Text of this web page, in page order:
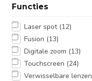
Functies
Laser spot (12)
Fusion (13)
Digitale zoom (13)
Touchscreen (24)
Verwisselbare lenzen